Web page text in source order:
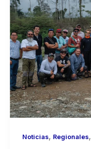
Noticias, Regionales,